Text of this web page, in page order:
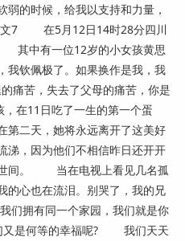
的时候，给我以支持和力量，
文7 在5月12日14时28分四川
其中有一位12岁的小女孩黄思
我钦佩极了。如果换作是我，我
痛苦，失去了父母的痛苦，你是
在11日吃了一生的第一个蛋
第二天，她将永远离开了这美好
涕，因为他们不相信昨日还开开
世间。 当在电视上看见几名孤
的心也在流泪。别哭了，我的兄
们拥有同一个家园，我们就是你
是何等的幸福呢? 我们天天